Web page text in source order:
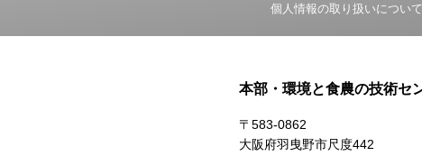
個人情報の取り扱いについて
本部・環境と食農の技術セ
〒583-0862
大阪府羽曳野市尺度442